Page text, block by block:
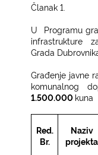
Članak 1.
U
Programu
infrastrukture
Grada
Građenje javne
komunalnog
1.500.000 kuna
Red.
Br.
Naziv
projekta